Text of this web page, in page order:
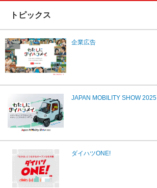
トピックス
企業広告
JAPAN MOBILITY SHOW 2025
ダイハツONE!